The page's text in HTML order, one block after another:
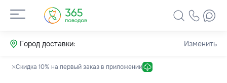
Город доставки: Изменить
Скидка 10% на первый заказ в приложении